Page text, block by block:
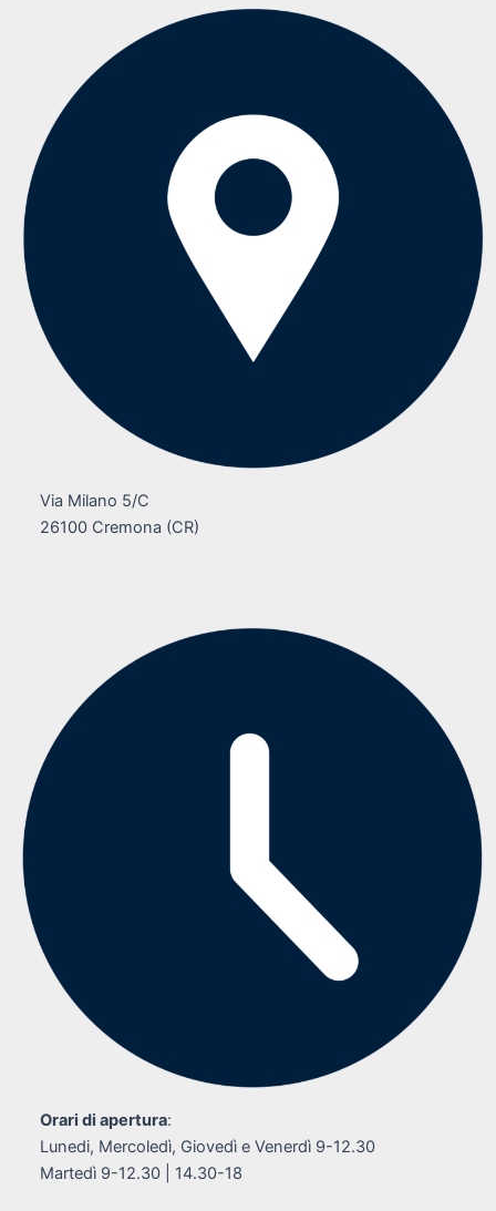
Via Milano 5/C
26100 Cremona (CR)
Orari di apertura:
Lunedi, Mercoledì, Giovedì e Venerdì 9-12.30
Martedì 9-12.30 | 14.30-18